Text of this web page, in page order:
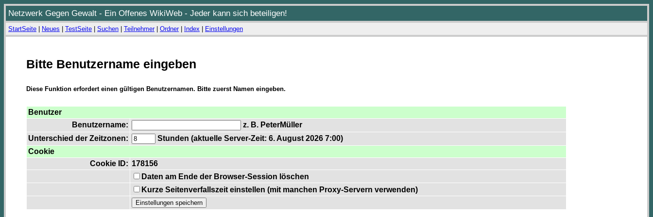
Netzwerk Gegen Gewalt - Ein Offenes WikiWeb - Jeder kann sich beteiligen!
StartSeite Neues TestSeite Suchen Teilnehmer| Ordner| Index Einstellungen
Bitte Benutzername eingeben
Diese Funktion erfordert einen gültigen Benutzernamen. Bitte zuerst Namen eingeben.
Benutzer
Benutzername:
z. B. PeterMüller
Unterschied der Zeitzonen:
Stunden (aktuelle Server-Zeit: 6. August 2026 7:00)
Cookie
Cookie ID: 178156
Daten am Ende der Browser-Session löschen
Kurze Seitenverfallszeit einstellen (mit manchen Proxy-Servern verwenden)